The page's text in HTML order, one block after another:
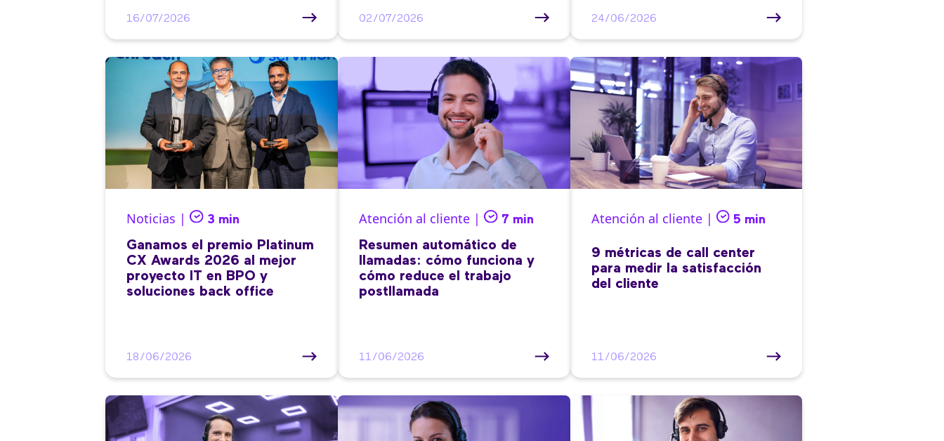
16/07/2026 02/07/2026 24/06/2026
Noticias | 3 min
Ganamos el premio Platinum
CX Awards 2026 al mejor
proyecto IT en BPO y
soluciones back office
18/06/2026
Atención al cliente | 7 min
Resumen automático de
llamadas: cómo funciona y
cómo reduce el trabajo
postllamada
11/06/2026
Atención al cliente | 5 min
9 métricas de call center
para medir la satisfacción
del cliente
11/06/2026